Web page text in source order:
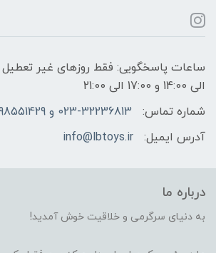
الی 14:00 و 17:00 الی 21:00
شماره تماس:
023-32236813 و 09198551429
آدرس ایمیل:
info@lbtoys.ir
درباره ما
به دنیای سرگرمی و خلاقیت خوش آمدید!